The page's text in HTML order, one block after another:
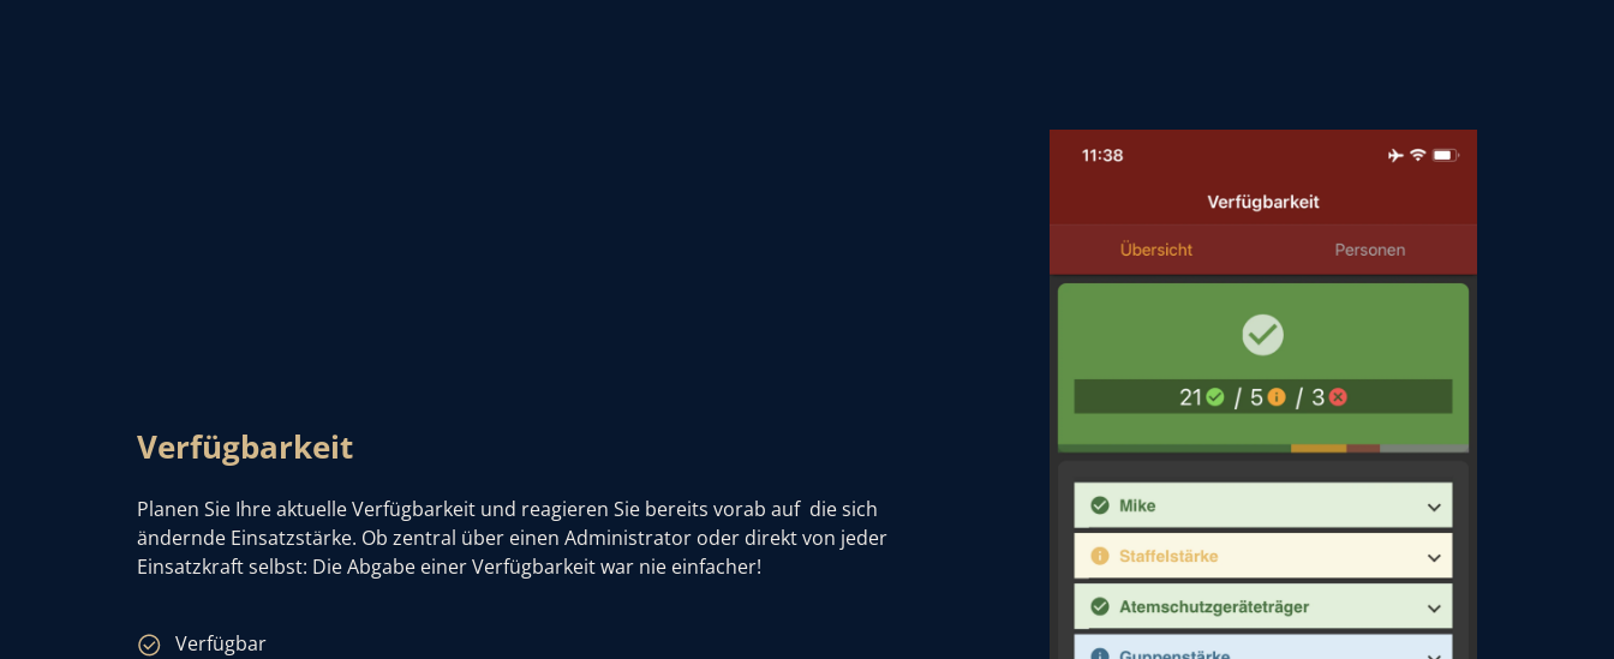
Verfügbarkeit
Planen Sie Ihre aktuelle Verfügbarkeit und reagieren Sie bereits vorab auf die sich
ändernde Einsatzstärke. Ob zentral über einen Administrator oder direkt von jeder
Einsatzkraft selbst: Die Abgabe einer Verfügbarkeit war nie einfacher!
Verfügbar